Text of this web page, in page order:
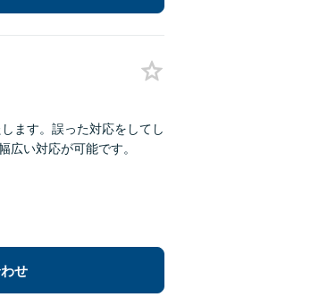
ます。誤った対応をしてし
広い対応が可能です。
せ